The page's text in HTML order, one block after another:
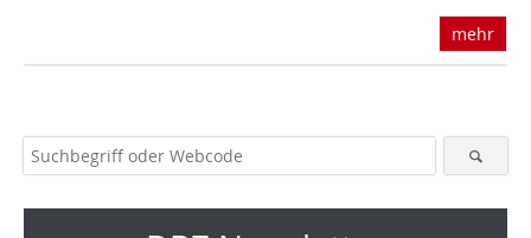
mehr